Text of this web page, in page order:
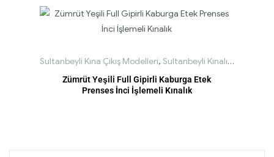
Sultanbeyli Kına Çıkış Modelleri, Sultanbeyli Kınalık Modelleri
Zümrüt Yeşili Full Gipirli Kaburga Etek
Prenses İnci İşlemeli Kınalık